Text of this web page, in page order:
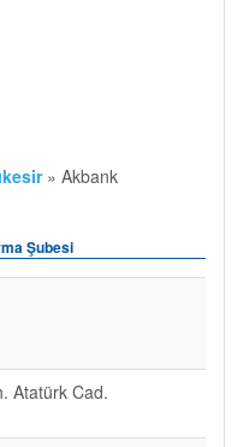
» Akbank
Şubesi
Atatürk Cad.